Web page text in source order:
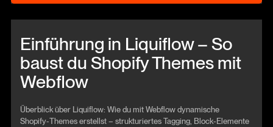
Einführung in Liquiflow – So
baust du Shopify Themes mit
Webflow
Überblick über Liquiflow: Wie du mit Webflow dynamische
Shopify‑Themes erstellst – strukturiertes Tagging, Block‑Elemente